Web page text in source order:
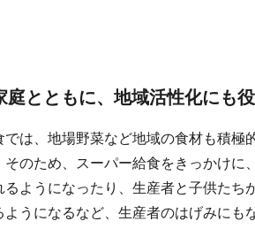
庭とともに、地域活性化にも
では、地場野菜など地域の食材も積極
そのため、スーパー給食をきっかけに
るようになったり、生産者と子供たち
ようになるなど、生産者のはげみにも